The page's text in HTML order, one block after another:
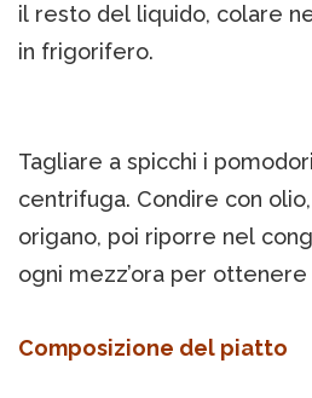
il resto del liquido, colare
in frigorifero.
Tagliare a spicchi i
centrifuga. Condire con
origano, poi riporre nel
ogni mezz’ora per ottenere
Composizione del piatto